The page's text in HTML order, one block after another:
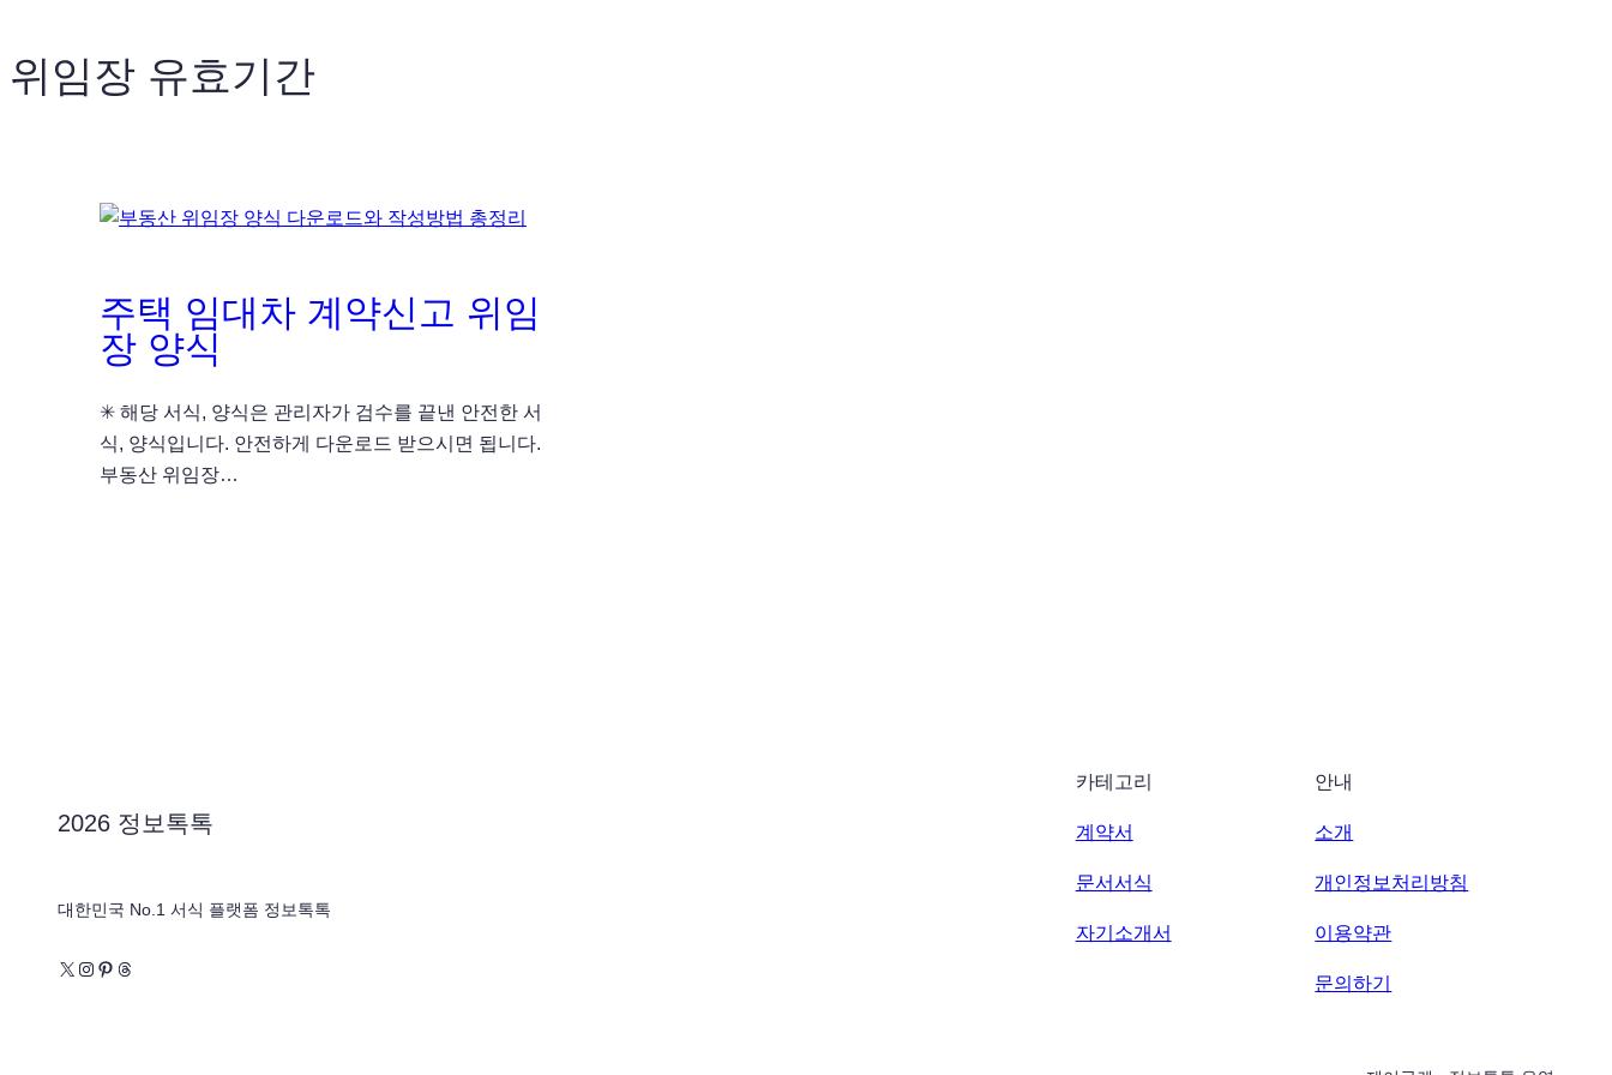
위임장 유효기간
주택 임대차 계약신고 위임
장 양식
✳ 해당 서식, 양식은 관리자가 검수를 끝낸 안전한 서
식, 양식입니다. 안전하게 다운로드 받으시면 됩니다.
부동산 위임장…
2026 정보톡톡
대한민국 No.1 서식 플랫폼 정보톡톡
X Instagram Pinterest Threads
카테고리
계약서
문서서식
자기소개서
안내
소개
개인정보처리방침
이용약관
문의하기